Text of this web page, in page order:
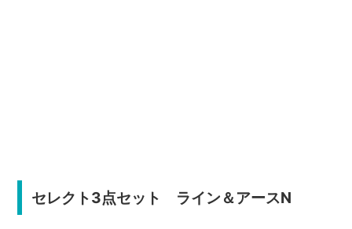
セレクト3点セット ライン＆アースN